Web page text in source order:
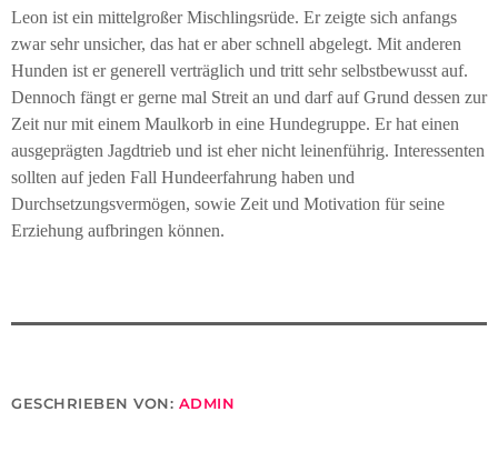
Leon ist ein mittelgroßer Mischlingsrüde. Er zeigte sich anfangs
zwar sehr unsicher, das hat er aber schnell abgelegt. Mit anderen
Hunden ist er generell verträglich und tritt sehr selbstbewusst auf.
Dennoch fängt er gerne mal Streit an und darf auf Grund dessen zur
Zeit nur mit einem Maulkorb in eine Hundegruppe. Er hat einen
ausgeprägten Jagdtrieb und ist eher nicht leinenführig. Interessenten
sollten auf jeden Fall Hundeerfahrung haben und
Durchsetzungsvermögen, sowie Zeit und Motivation für seine
Erziehung aufbringen können.
GESCHRIEBEN VON: ADMIN